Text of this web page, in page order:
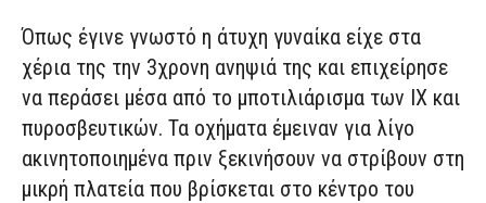
Όπως έγινε γνωστό η άτυχη γυναίκα είχε στα
χέρια της την 3χρονη ανηψιά της και επιχείρησε
να περάσει μέσα από το μποτιλιάρισμα των ΙΧ και
πυροσβευτικών. Τα οχήματα έμειναν για λίγο
ακινητοποιημένα πριν ξεκινήσουν να στρίβουν στη
μικρή πλατεία που βρίσκεται στο κέντρο του